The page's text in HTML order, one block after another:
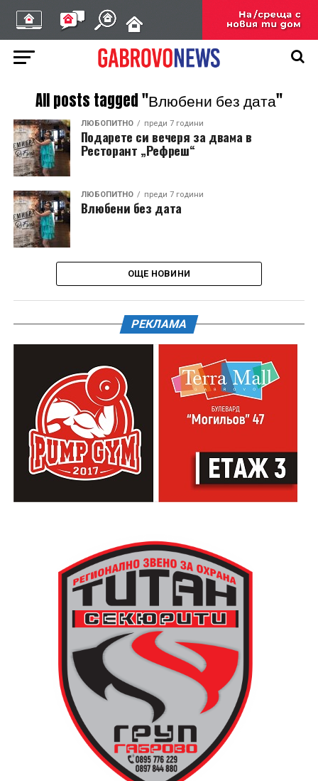
All posts tagged "Влюбени без дата"
ЛЮБОПИТНО преди 7 години
Подарете си вечеря за двама в
Ресторант „Рефреш“
ЛЮБОПИТНО преди 7 години
Влюбени без дата
ОЩЕ НОВИНИ
РЕКЛАМА